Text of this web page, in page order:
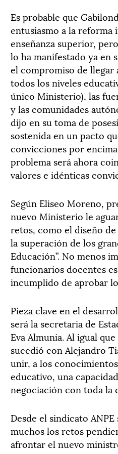
Es probable que
entusiasmo a la reforma
enseñanza superior,
lo ha manifestado ya en
el compromiso de llegar
todos los niveles
único Ministerio), las
y las comunidades
dijo en su toma de
sostenida en un pacto
convicciones por
problema será ahora
valores e idénticas
Según Eliseo Moreno,
nuevo Ministerio le
retos, como el diseño
la superación de los
Educación”. No menos
funcionarios docentes
incumplido de aprobar
Pieza clave en el
será la secretaria de
Eva Almunia. Al igual
sucedió con Alejandro
unir, a los
educativo, una
negociación con toda la
Desde el sindicato
muchos los retos
afrontar el nuevo